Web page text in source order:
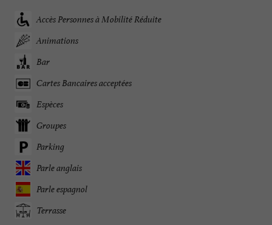
Accès Personnes à Mobilité Réduite
Animations
Bar
Cartes Bancaires acceptées
Espèces
Groupes
Parking
Parle anglais
Parle espagnol
Terrasse